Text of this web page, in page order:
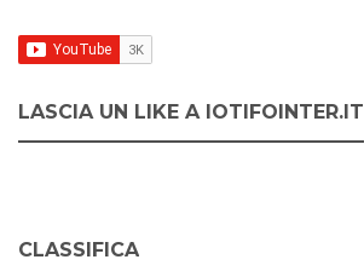
LASCIA UN LIKE A IOTIFOINTER.IT
CLASSIFICA